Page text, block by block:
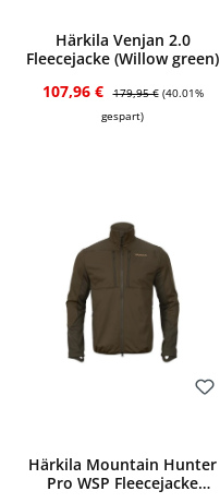
Härkila Venjan 2.0
Fleecejacke (Willow green)
Verkaufspreis:
107,96 € Regulärer Preis:
179,95 € (40.01%
gespart)
Härkila Mountain Hunter
Pro WSP Fleecejacke